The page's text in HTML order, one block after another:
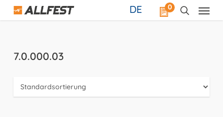
Skip
0
DE
7.0.000.03